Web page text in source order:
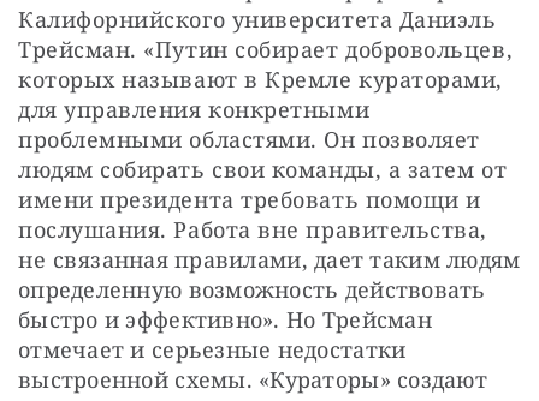
Калифорнийского университета Даниэль
Трейсман. «Путин собирает добровольцев,
которых называют в Кремле кураторами,
для управления конкретными
проблемными областями. Он позволяет
людям собирать свои команды, а затем от
имени президента требовать помощи и
послушания. Работа вне правительства,
не связанная правилами, дает таким людям
определенную возможность действовать
быстро и эффективно». Но Трейсман
отмечает и серьезные недостатки
выстроенной схемы. «Кураторы» создают